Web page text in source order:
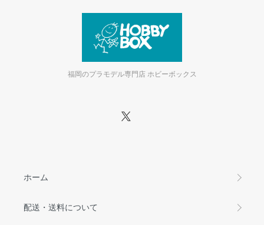
福岡のプラモデル専門店 ホビーボックス
ホーム
配送・送料について